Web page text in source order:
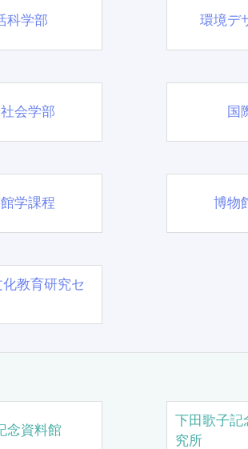
科学部 環境デ
会学部 国
学課程 博物
教育研究セ
念資料館
下田歌子記
究所